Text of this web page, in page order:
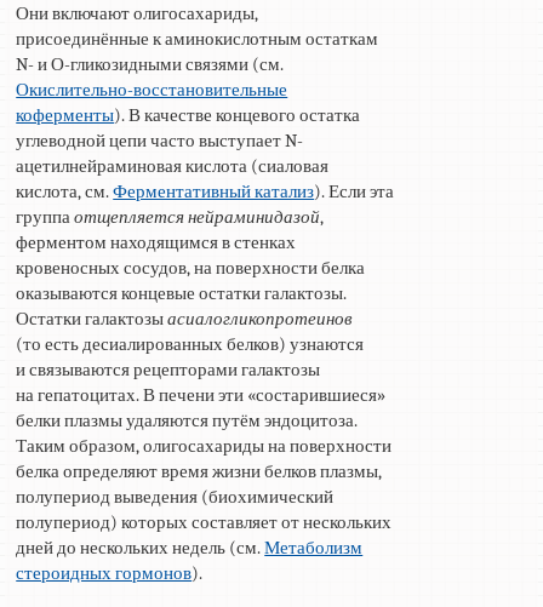
Они включают олигосахариды,
присоединённые к аминокислотным остаткам
N- и О-гликозидными связями (см.
Окислительно-восстановительные
коферменты). В качестве концевого остатка
углеводной цепи часто выступает N-
ацетилнейраминовая кислота (сиаловая
кислота, см.Ферментативный катализ). Если эта
группаотщепляется нейраминидазой,
ферментом находящимся в стенках
кровеносных сосудов, на поверхности белка
оказываются концевые остатки галактозы.
Остатки галактозыасиалогликопротеинов
(то есть десиалированных белков) узнаются
и связываются рецепторами галактозы
на гепатоцитах. В печени эти «состарившиеся»
белки плазмы удаляются путём эндоцитоза.
Таким образом, олигосахариды на поверхности
белка определяют время жизни белков плазмы,
полупериод выведения (биохимический
полупериод) которых составляет от нескольких
дней до нескольких недель (см.Метаболизм
стероидных гормонов).